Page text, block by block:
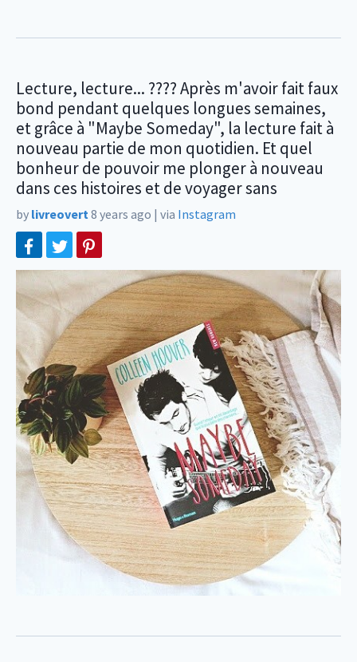
Lecture, lecture... ???? Après m'avoir fait faux
bond pendant quelques longues semaines,
et grâce à "Maybe Someday", la lecture fait à
nouveau partie de mon quotidien. Et quel
bonheur de pouvoir me plonger à nouveau
dans ces histoires et de voyager sans
by livreovert8 years ago | via Instagram